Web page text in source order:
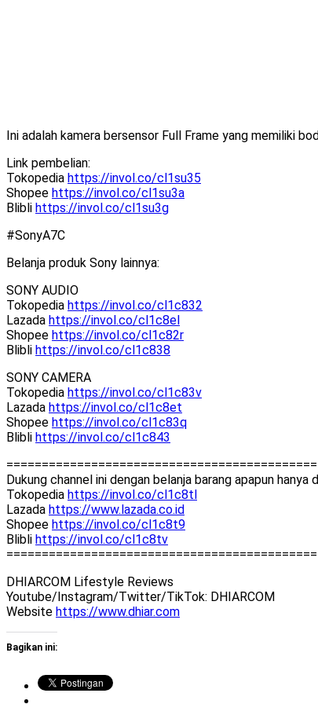
Ini adalah kamera bersensor Full Frame yang memiliki
Link pembelian:
Tokopedia https://invol.co/cl1su35
Shopee https://invol.co/cl1su3a
Blibli https://invol.co/cl1su3g
#SonyA7C
Belanja produk Sony lainnya:
SONY AUDIO
Tokopedia https://invol.co/cl1c832
Lazada https://invol.co/cl1c8el
Shopee https://invol.co/cl1c82r
Blibli https://invol.co/cl1c838
SONY CAMERA
Tokopedia https://invol.co/cl1c83v
Lazada https://invol.co/cl1c8et
Shopee https://invol.co/cl1c83q
Blibli https://invol.co/cl1c843
============================================
Dukung channel ini dengan belanja barang apapun hanya
Tokopedia https://invol.co/cl1c8tl
Lazada https://www.lazada.co.id
Shopee https://invol.co/cl1c8t9
Blibli https://invol.co/cl1c8tv
============================================
DHIARCOM Lifestyle Reviews
Youtube/Instagram/Twitter/TikTok: DHIARCOM
Website https://www.dhiar.com
Bagikan ini: